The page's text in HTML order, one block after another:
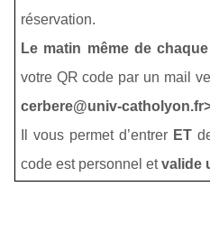
réservation.
Le matin même de
votre QR code par un mail
cerbere@univ-
Il vous permet d’entrer ET
code est personnel etvalide